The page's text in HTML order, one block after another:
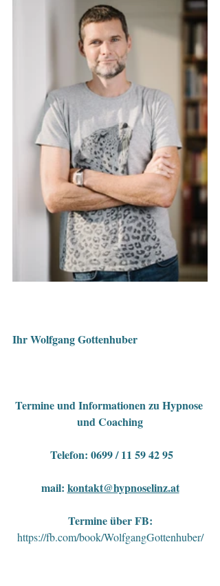
Ihr Wolfgang Gottenhuber
Termine und Informationen zu Hypnose
und Coaching
Telefon: 0699 / 11 59 42 95
mail: kontakt@hypnoselinz.at
Termine über FB:
https://fb.com/book/WolfgangGottenhuber/